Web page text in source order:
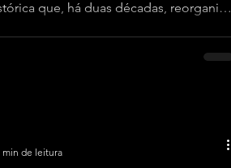
que, há duas décadas, reorganiza
min de leitura